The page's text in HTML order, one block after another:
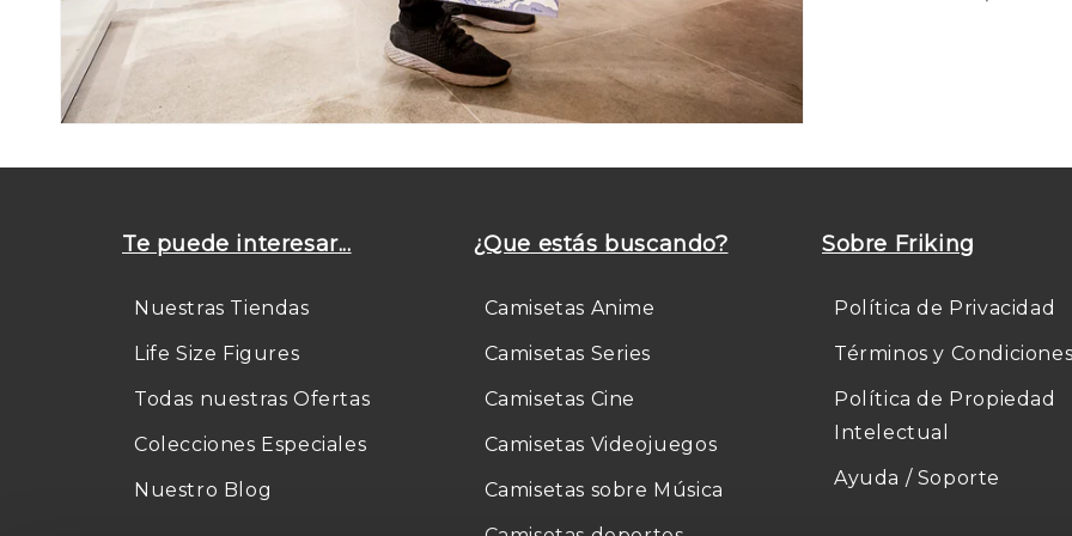
Te puede interesar...
Nuestras Tiendas
Life Size Figures
Todas nuestras Ofertas
Colecciones Especiales
Nuestro Blog
¿Que estás buscando?
Camisetas Anime
Camisetas Series
Camisetas Cine
Camisetas Videojuegos
Camisetas sobre Música
Sobre Friking
Política de Privacidad
Términos y
Política de Propiedad
Intelectual
Ayuda / Soporte